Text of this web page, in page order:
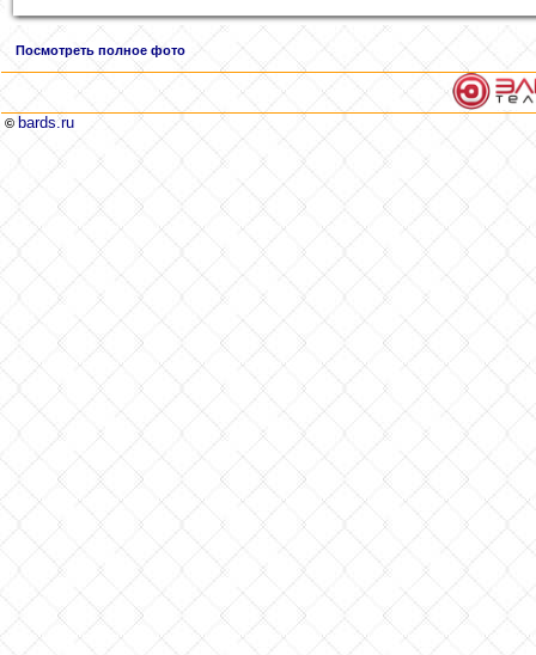
Посмотреть полное фото
© bards.ru